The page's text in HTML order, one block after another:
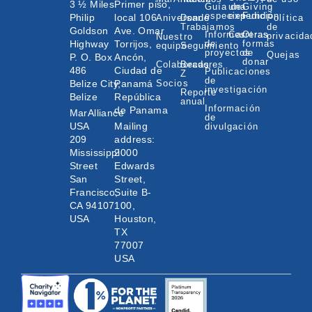
3 ½ Miles
Philip
Goldson
Highway
P. O. Box
486
Belize City,
Belize
MarAlliance
USA
209
Mississippi
Street
San
Francisco,
CA 94107
USA
Primer piso,
local 106
Ave. Omar
Torrijos,
Ancón,
Ciudad de
Panamá
República
de Panama
Mailing
address:
2000
Edwards
Street,
Suite B-
100,
Houston,
TX
77007
USA
Aniversario
Nuestro
equipo
Colaboradores
Socios
Donde
Trabajamos
Seguimiento
Becas
Z
Reporte
anual
Guía de
especies
Informes
de
proyectos
Publicaciones
de
investigación
Información
de
divulgación
una
expedición
Carreras
Giving
Fund
Otras
formas
de
donar
Política
de
Quejas